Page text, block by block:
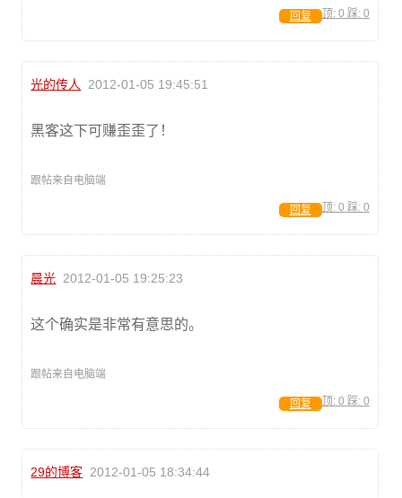
顶: 0 踩: 0
回复
光的传人 2012-01-05 19:45:51
黑客这下可赚歪歪了！
跟帖来自电脑端
顶: 0 踩: 0
回复
晨光 2012-01-05 19:25:23
这个确实是非常有意思的。
跟帖来自电脑端
顶: 0 踩: 0
回复
29的博客 2012-01-05 18:34:44